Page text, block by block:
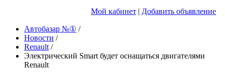
Мой кабинет | Добавить объявление
Автобазар №① /
Новости /
Renault /
Электрический Smart будет оснащаться двигателями
Renault